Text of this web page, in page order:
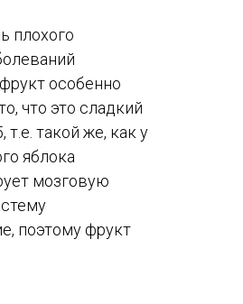
плохого
особенно
что это сладкий
такой же, как у
яблока
мозговую
поэтому фрукт